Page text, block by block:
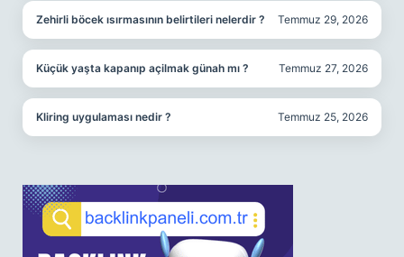
Zehirli böcek ısırmasının belirtileri nelerdir ? Temmuz 29, 2026
Küçük yaşta kapanıp açilmak günah mı ? Temmuz 27, 2026
Kliring uygulaması nedir ? Temmuz 25, 2026